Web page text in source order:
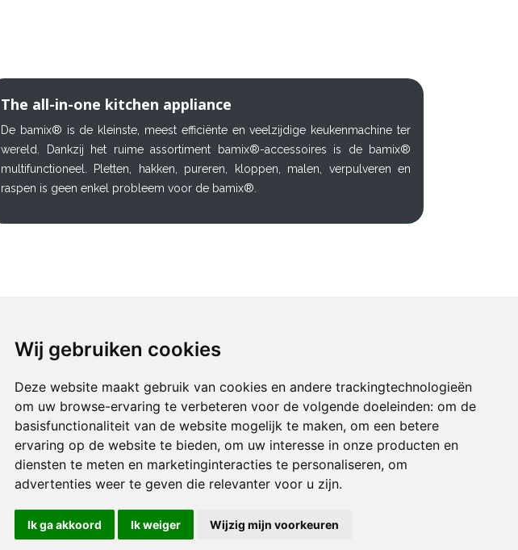
Wij gebruiken cookies
Deze website maakt gebruik van cookies en andere trackingtechnologieën
om uw browse-ervaring te verbeteren voor de volgende doeleinden: om de
basisfunctionaliteit van de website mogelijk te maken, om een betere
ervaring op de website te bieden, om uw interesse in onze producten en
diensten te meten en marketinginteracties te personaliseren, om
advertenties weer te geven die relevanter voor u zijn.
Ik ga akkoord Ik weiger Wijzig mijn voorkeuren
The all-in-one kitchen appliance
De bamix® is de kleinste, meest efficiënte en veelzijdige keukenmachine ter
wereld. Dankzij het ruime assortiment bamix®-accessoires is de bamix®
multifunctioneel. Pletten, hakken, pureren, kloppen, malen, verpulveren en
raspen is geen enkel probleem voor de bamix®.